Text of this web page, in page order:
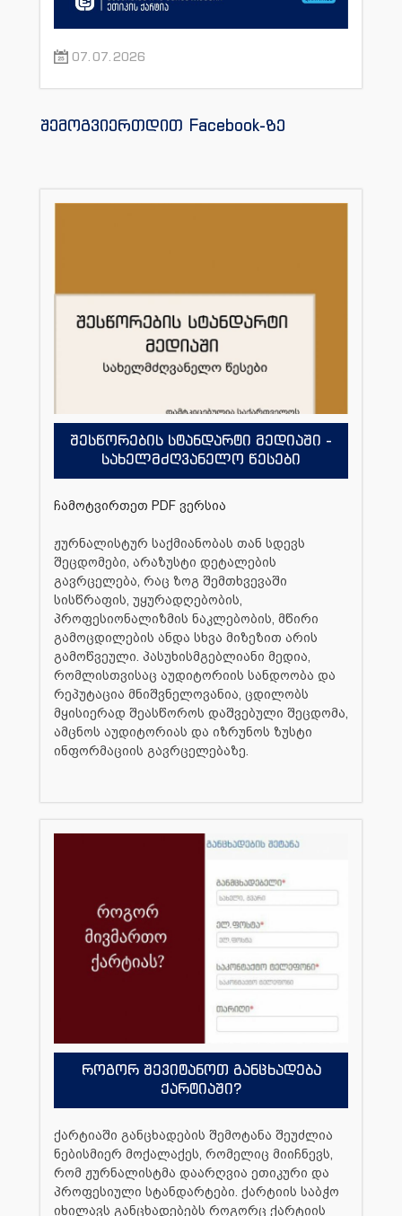
07.07.2026
შემოგვიერთდით Facebook-ზე
შესწორების სტანდარტი მედიაში -
სახელმძღვანელო წესები
ჩამოტვირთეთ PDF ვერსია
ჟურნალისტურ საქმიანობას თან სდევს
შეცდომები, არაზუსტი დეტალების
გავრცელება, რაც ზოგ შემთხვევაში
სისწრაფის, უყურადღებობის,
პროფესიონალიზმის ნაკლებობის, მწირი
გამოცდილების ანდა სხვა მიზეზით არის
გამოწვეული. პასუხისმგებლიანი მედია,
რომლისთვისაც აუდიტორიის სანდოობა და
რეპუტაცია მნიშვნელოვანია, ცდილობს
მყისიერად შეასწოროს დაშვებული შეცდომა,
ამცნოს აუდიტორიას და იზრუნოს ზუსტი
ინფორმაციის გავრცელებაზე.
როგორ შევიტანოთ განცხადება
ქარტიაში?
ქარტიაში განცხადების შემოტანა შეუძლია
ნებისმიერ მოქალაქეს, რომელიც მიიჩნევს,
რომ ჟურნალისტმა დაარღვია ეთიკური და
პროფესიული სტანდარტები. ქარტიის საბჭო
იხილავს განცხადებებს როგორც ქარტიის